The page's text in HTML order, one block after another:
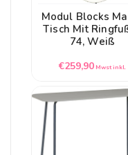
Modul Blocks
Tisch Mit
74, Weiß
€259,90 Mwst inkl.